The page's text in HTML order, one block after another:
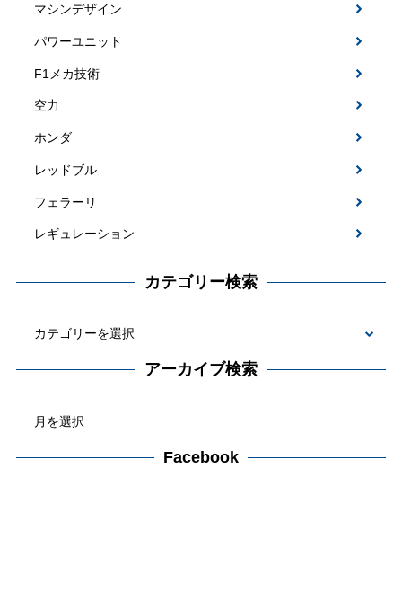
マシンデザイン
パワーユニット
F1メカ技術
空力
ホンダ
レッドブル
フェラーリ
レギュレーション
カテゴリー検索
テ
検
アーカイブ検索
カ
Facebook